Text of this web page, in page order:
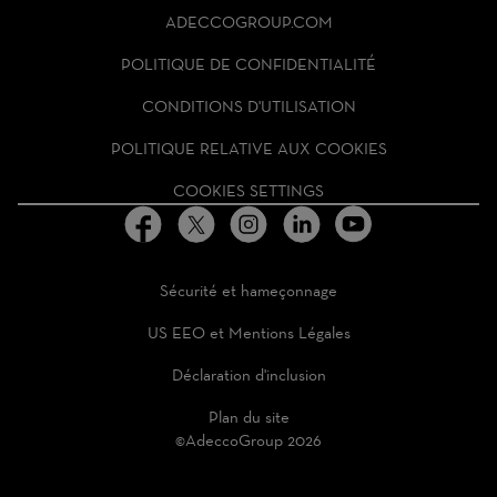
GROUP
HOMEPAGE
ADECCOGROUP.COM
POLITIQUE DE CONFIDENTIALITÉ
CONDITIONS D'UTILISATION
POLITIQUE RELATIVE AUX COOKIES
COOKIES SETTINGS
Sécurité et hameçonnage
US EEO et Mentions Légales
Déclaration d'inclusion
Plan du site
©AdeccoGroup 2026